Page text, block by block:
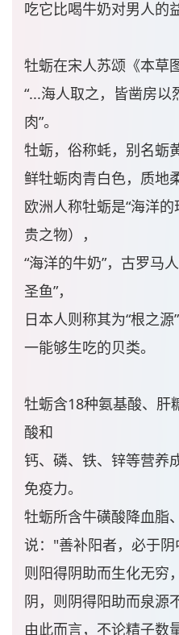
吃它比喝牛奶对男人的
牡蛎在宋人苏颂《本草
“...海人取之，皆凿房
肉”。
牡蛎，俗称蚝，别名蛎
鲜牡蛎肉青白色，质地
欧洲人称牡蛎是“海洋
贵之物），
“海洋的牛奶”，古罗
圣鱼”，
日本人则称其为“根之源
一能够生吃的贝类。
牡蛎含18种氨基酸、肝
酸和
钙、磷、铁、锌等营养
免疫力。
牡蛎所含牛磺酸降血脂
说："善补阳者，必于阴
则阳得阴助而生化无穷
阴，则阴得阳助而泉源
由此而言，不论精子数